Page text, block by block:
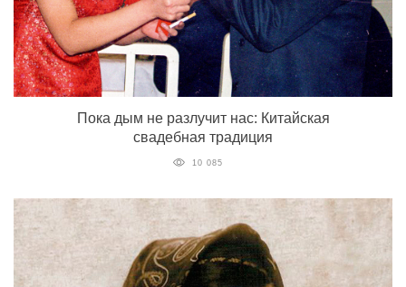
Пока дым не разлучит нас: Китайская
свадебная традиция
10 085